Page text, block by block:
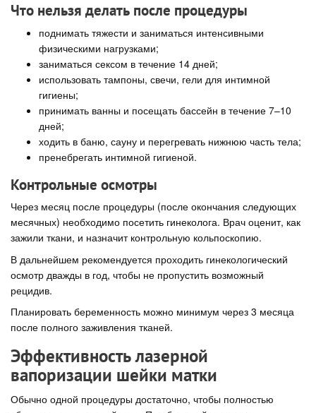
Что нельзя делать после процедуры
поднимать тяжести и заниматься интенсивными
физическими нагрузками;
заниматься сексом в течение 14 дней;
использовать тампоны, свечи, гели для интимной
гигиены;
принимать ванны и посещать бассейн в течение 7–10
дней;
ходить в баню, сауну и перегревать нижнюю часть тела;
пренебрегать интимной гигиеной.
Контрольные осмотры
Через месяц после процедуры (после окончания следующих
месячных) необходимо посетить гинеколога. Врач оценит, как
зажили ткани, и назначит контрольную кольпоскопию.
В дальнейшем рекомендуется проходить гинекологический
осмотр дважды в год, чтобы не пропустить возможный
рецидив.
Планировать беременность можно минимум через 3 месяца
после полного заживления тканей.
Эффективность лазерной
вапоризации шейки матки
Обычно одной процедуры достаточно, чтобы полностью